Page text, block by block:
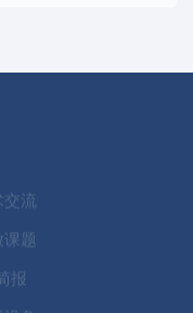
交流
课题
报